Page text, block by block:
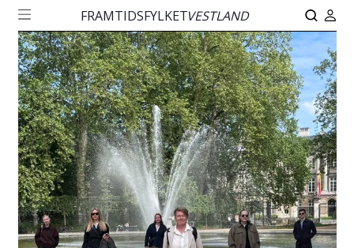
FRAMTIDSFYLKETVESTLAND